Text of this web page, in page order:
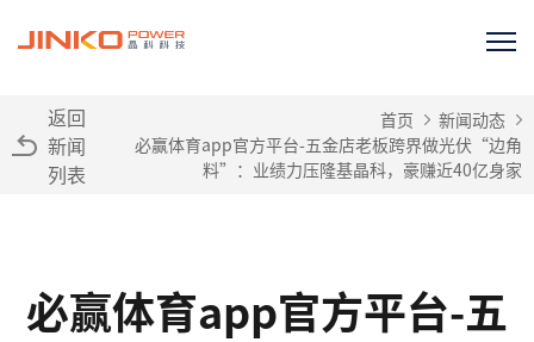
返回
新闻
列表
首页
新闻动态
必赢体育app官方平台-五金店老板跨界做光伏“边角
料”：业绩力压隆基晶科，豪赚近40亿身家
必赢体育app官方平台-五